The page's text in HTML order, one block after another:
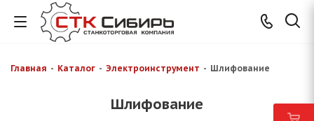
Главная - Каталог - Электроинструмент - Шлифование
Шлифование